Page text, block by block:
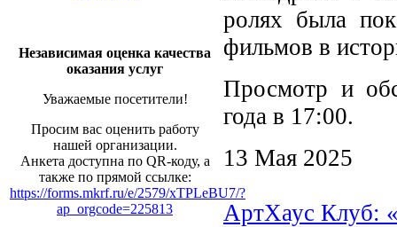
Независимая оценка качества
оказания услуг
Уважаемые посетители!
Просим вас оценить работу
нашей организации.
Анкета доступна по QR-коду, а
также по прямой ссылке:
https://forms.mkrf.ru/e/2579/xTPLeBU7/?
ap_orgcode=225813
ролях была
фильмов в
Просмотр и
года в 17:00.
13 Мая 2025
АртХаус Клуб: